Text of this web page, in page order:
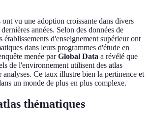
ont vu une adoption croissante dans divers
années. Selon des données de
établissements d'enseignement supérieur ont
dans leurs programmes d'étude en
menée parGlobal Data a révélé que
de l'environnement utilisent des atlas
analyses. Ce taux illustre bien la pertinence et
un monde de plus en plus complexe.
thématiques